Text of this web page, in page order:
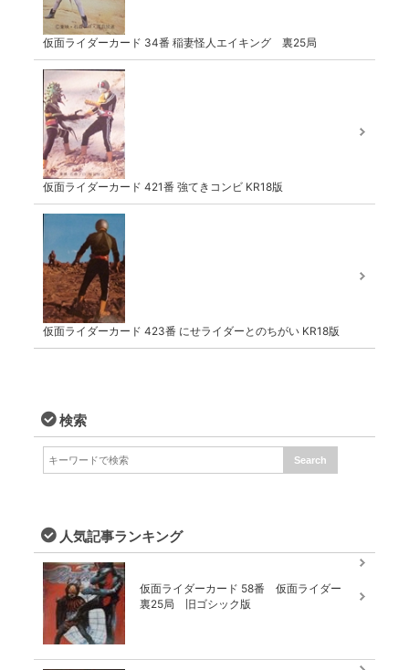
仮面ライダーカード 34番 稲妻怪人エイキング 裏25局
仮面ライダーカード 421番 強てきコンビ KR18版
仮面ライダーカード 423番 にせライダーとのちがい KR18版
検索
人気記事ランキング
仮面ライダーカード 58番 仮面ライダー
裏25局 旧ゴシック版